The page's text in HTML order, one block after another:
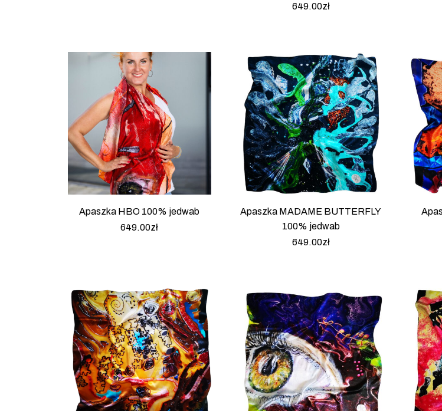
649.00zł
Apaszka HBO 100% jedwab
649.00zł
Apaszka MADAME BUTTERFLY
100% jedwab
649.00zł